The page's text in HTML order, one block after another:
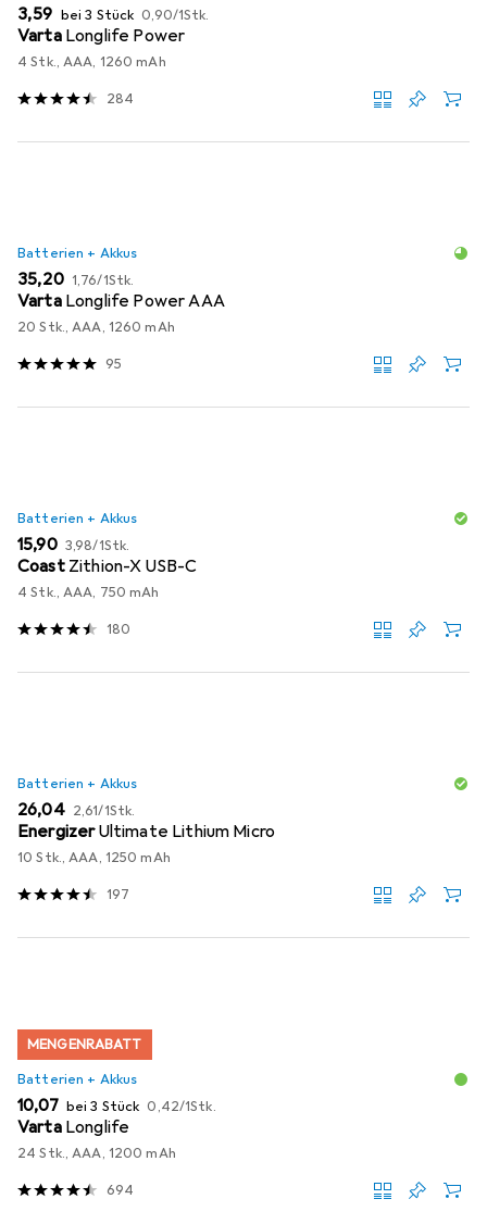
EUR
3,59 bei 3 Stück EUR
0,90/1Stk.
Varta Longlife Power
4 Stk., AAA, 1260 mAh
284
Batterien + Akkus
EUR
35,20 EUR
1,76/1Stk.
Varta Longlife Power AAA
20 Stk., AAA, 1260 mAh
95
Batterien + Akkus
EUR
15,90 EUR
3,98/1Stk.
Coast Zithion-X USB-C
4 Stk., AAA, 750 mAh
180
Batterien + Akkus
EUR
26,04 EUR
2,61/1Stk.
EnergizerUltimate Lithium Micro
10 Stk., AAA, 1250 mAh
197
MENGENRABATT
Batterien + Akkus
EUR
10,07 bei 3 Stück EUR
0,42/1Stk.
Varta Longlife
24 Stk., AAA, 1200 mAh
694